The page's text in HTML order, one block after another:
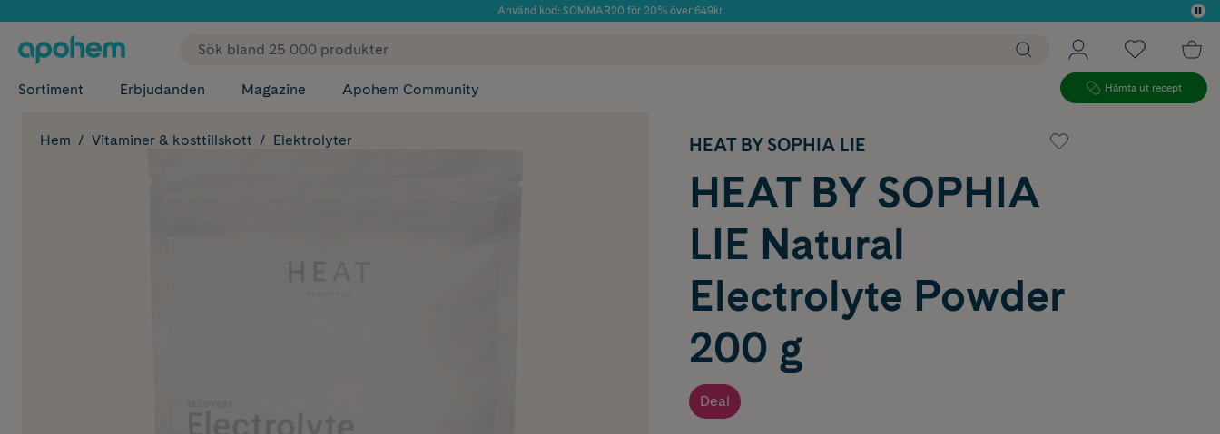
Använd kod: SOMMAR20 för 20% över 649kr
✓ Fri frakt
Sortiment Erbjudanden Magazine Apohem Community Hämta ut recept
Hem Vitaminer & kosttillskott Elektrolyter HEAT BY SOPHIA LIE
HEAT BY SOPHIA
LIE Natural
Electrolyte Powder
200 g
Deal